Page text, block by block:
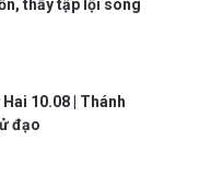
thầy tập lội sông
10.08 | Thánh
đạo